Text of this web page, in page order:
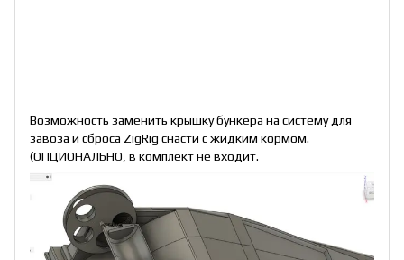
Возможность заменить крышку бункера на систему для
завоза и сброса ZigRig снасти с жидким кормом.
(ОПЦИОНАЛЬНО, в комплект не входит.